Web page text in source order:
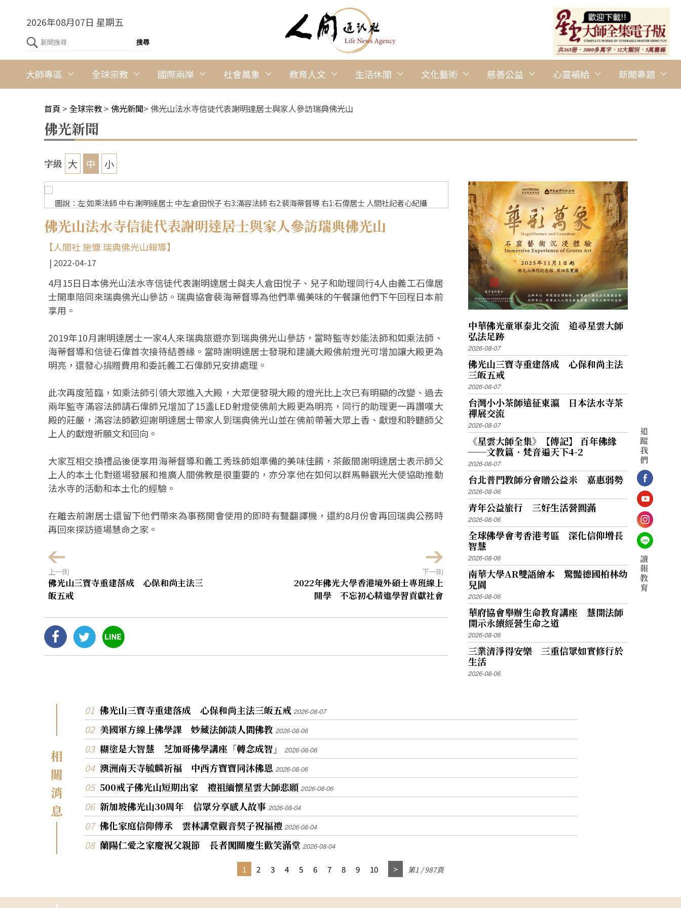
2026年08月07日 星期五
大師專區 全球宗教 國際兩岸 社會萬象 教育人文 生活休閒 文化藝術 慈善公益 心靈補給 新聞專題
首頁 > 全球宗教 > 佛光新聞> 佛光山法水寺信徒代表謝明達居士與家人參訪瑞典佛光山
佛光新聞
字級 大 中 小
圖說：左:如乘法師 中右:謝明達居士 中左:倉田悅子 右3:滿容法師 右2:裴海蒂督導 右1:石偉居士 人間社記者心紀攝 圖說：左:如乘法師 中右:謝明達居士 中左:倉田悅子 右3:滿容法師
佛光山法水寺信徒代表謝明達居士與家人參訪瑞典佛光山
【人間社 施慷 瑞典佛光山報導】
2022-04-17
4月15日日本佛光山法水寺信徒代表謝明達居士與夫人倉田悅子、兒子和助理同行4人由義工石偉居
士開車陪同來瑞典佛光山參訪。瑞典協會裴海蒂督導為他們準備美味的午餐讓他們下午回程日本前
享用。
2019年10月謝明達居士一家4人來瑞典旅遊亦到瑞典佛光山參訪，當時監寺妙能法師和如乘法師、
海蒂督導和信徒石偉首次接待結善緣。當時謝明達居士發現和建議大殿佛前燈光可增加讓大殿更為
明亮，還發心捐贈費用和委託義工石偉師兄安排處理。
此次再度蒞臨，如乘法師引領大眾進入大殿，大眾便發現大殿的燈光比上次已有明顯的改變、過去
兩年監寺滿容法師請石偉師兄增加了15盞LED射燈使佛前大殿更為明亮，同行的助理更一再讚嘆大
殿的莊嚴，滿容法師歡迎謝明達居士帶家人到瑞典佛光山並在佛前帶著大眾上香、獻燈和聆聽師父
上人的獻燈祈願文和回向。
大家互相交換禮品後便享用海蒂督導和義工秀珠師姐準備的美味佳餚，茶飯間謝明達居士表示師父
上人的本土化對道場發展和推廣人間佛教是很重要的，亦分享他在如何以群馬縣觀光大使協助推動
法水寺的活動和本土化的經驗。
在離去前謝居士還留下他們帶來為事務開會使用的即時有聲翻譯機，還約8月份會再回瑞典公務時
再回來探訪道場慧命之家。
上一則
佛光山三寶寺重建落成 心保和尚主法三
皈五戒
下一則
2022年佛光大學香港境外碩士專班線上
開學 不忘初心精進學習貢獻社會
中華佛光童軍泰北交流 追尋星雲大師
弘法足跡
2026-08-07
佛光山三寶寺重建落成 心保和尚主法
三皈五戒
2026-08-07
台灣小小茶師遠征東瀛 日本法水寺茶
禪展交流
2026-08-07
《星雲大師全集》【傳記】 百年佛緣
──文教篇．梵音遍天下4-2
2026-08-07
台北普門教師分會贈公益米 嘉惠弱勢
2026-08-06
青年公益旅行 三好生活營圓滿
2026-08-06
全球佛學會考香港考區 深化信仰增長
智慧
2026-08-06
南華大學AR雙語繪本 驚豔德國柏林幼
兒園
2026-08-06
華府協會舉辦生命教育講座 慧開法師
開示永續經營生命之道
2026-08-06
三業清淨得安樂 三重信眾如實修行於
生活
2026-08-06
相
關
消
息
佛光山三寶寺重建落成 心保和尚主法三皈五戒 2026-08-07
美國軍方線上佛學課 妙藏法師談人間佛教 2026-08-06
糊塗是大智慧 芝加哥佛學講座「轉念成智」 2026-08-06
澳洲南天寺毓麟祈福 中西方寶寶同沐佛恩 2026-08-06
500戒子佛光山短期出家 禮祖緬懷星雲大師悲願 2026-08-06
新加坡佛光山30周年 信眾分享感人故事 2026-08-04
佛化家庭信仰傳承 雲林講堂觀音契子祝福禮 2026-08-04
蘭陽仁愛之家慶祝父親節 長者闖關慶生歡笑滿堂 2026-08-04
1 2 3 4 5 6 7 8 9 10 第1 / 987頁
追
蹤
我
們
讀
報
教
育